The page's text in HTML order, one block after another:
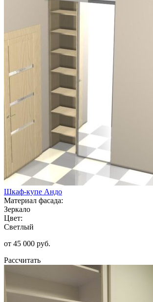
Шкаф-купе Андо
Материал фасада:
Зеркало
Цвет:
Светлый
от 45 000 руб.
Рассчитать